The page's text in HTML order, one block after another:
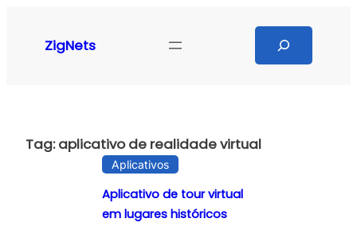
ZigNets
Tag:aplicativo de realidade virtual
Aplicativos
Aplicativo de tour virtual
em lugares históricos